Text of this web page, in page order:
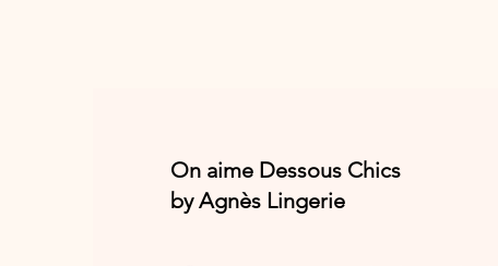
On aime Dessous Chics
by Agnès Lingerie